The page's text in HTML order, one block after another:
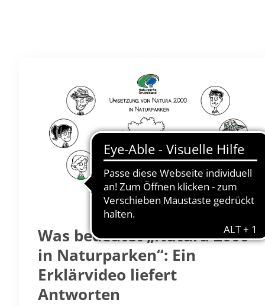
Was bedeutet „Natura 2000
in Naturparken“: Ein
Erklärvideo liefert
Antworten